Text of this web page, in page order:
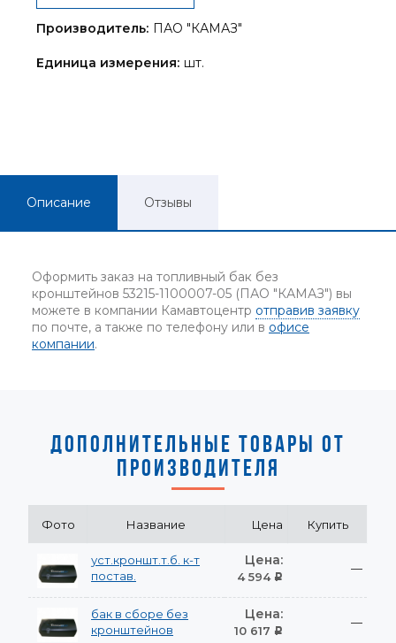
Производитель: ПАО "КАМАЗ"
Единица измерения: шт.
Описание Отзывы
Оформить заказ на топливный бак без
кронштейнов 53215-1100007-05 (ПАО "КАМАЗ") вы
можете в компании Камавтоцентр отправив заявку
по почте, а также по телефону или в офисе
компании.
ДОПОЛНИТЕЛЬНЫЕ ТОВАРЫ ОТ
ПРОИЗВОДИТЕЛЯ
Фото Название Цена Купить
уст.кроншт.т.б. к-т
постав.
Цена:
4 594 Р
—
бак в сборе без
кронштейнов
Цена:
10 617 Р
—